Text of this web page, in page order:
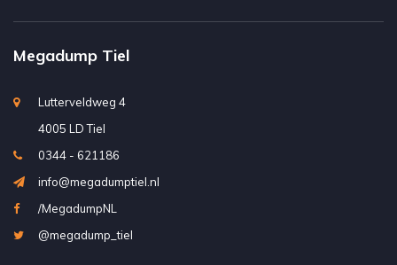
Megadump Tiel
Lutterveldweg 4
4005 LD Tiel
0344 - 621186
info@megadumptiel.nl
/MegadumpNL
@megadump_tiel